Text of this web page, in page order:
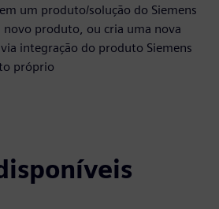
um produto/solução do Siemens
novo produto, ou cria uma nova
integração do produto Siemens
próprio